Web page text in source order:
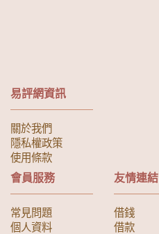
易評網資訊
關於我們
隱私權政策
使用條款
會員服務
常見問題
個人資料
友情連結
借錢
借款